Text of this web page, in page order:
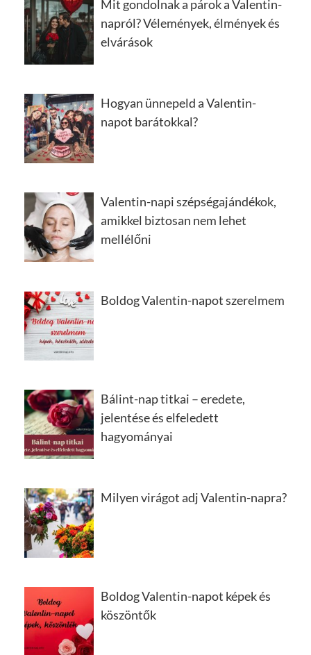
Mit gondolnak a párok a Valentin-
napról? Vélemények, élmények és
elvárások
Hogyan ünnepeld a Valentin-
napot barátokkal?
Valentin-napi szépségajándékok,
amikkel biztosan nem lehet
mellélőni
Boldog Valentin-napot szerelmem
Bálint-nap titkai – eredete,
jelentése és elfeledett
hagyományai
Milyen virágot adj Valentin-napra?
Boldog Valentin-napot képek és
köszöntők